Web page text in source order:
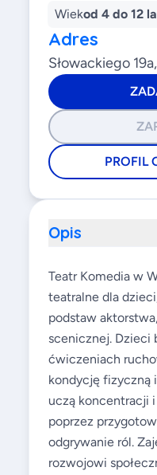
Wiekod 4 do 12
Adres
Słowackiego
PROFIL
Opis
Teatr Komedia w
teatralne dla
podstaw
scenicznej. Dzieci
ćwiczeniach
kondycję fizyczną
uczą koncentracji
poprzez
odgrywanie ról.
rozwojowi